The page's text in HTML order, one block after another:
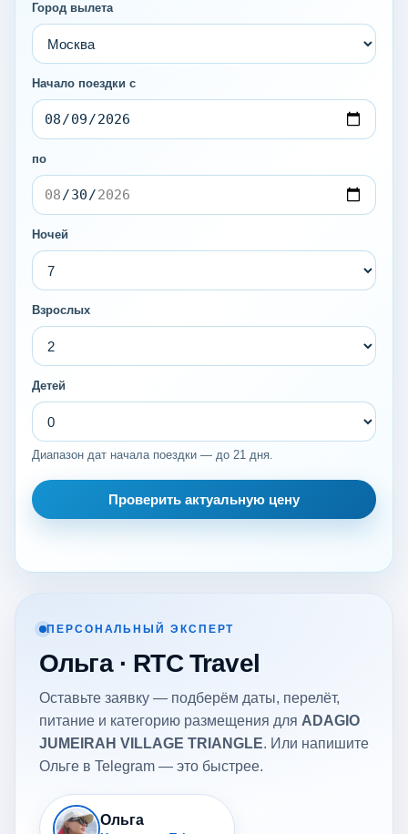
Город вылета
Начало поездки с
по
Ночей
Взрослых
Детей
Диапазон дат начала поездки — до 21 дня.
Проверить актуальную цену
ПЕРСОНАЛЬНЫЙ ЭКСПЕРТ
Ольга · RTC Travel
Оставьте заявку — подберём даты, перелёт,
питание и категорию размещения для ADAGIO
JUMEIRAH VILLAGE TRIANGLE. Или напишите
Ольге в Telegram — это быстрее.
Ольга